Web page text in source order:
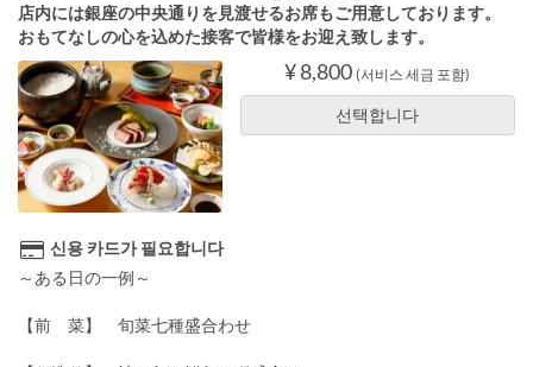
店内には銀座の中央通りを見渡せるお席もご用意しております。
おもてなしの心を込めた接客で皆様をお迎え致します。
¥ 8,800 (서비스 세금 포함)
선택합니다
신용 카드가 필요합니다
～ある日の一例～
【前 菜】 旬菜七種盛合わせ